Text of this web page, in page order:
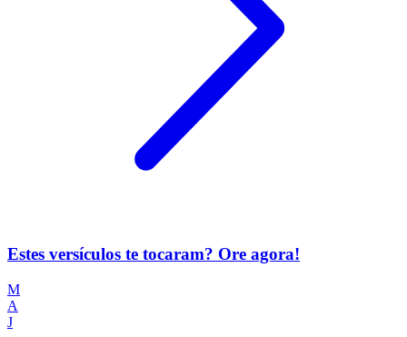
Estes versículos te tocaram? Ore agora!
M
A
J